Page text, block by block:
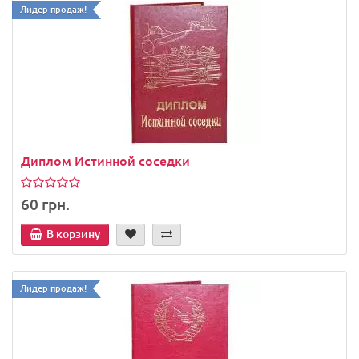
Лидер продаж!
Диплом Истинной соседки
60 грн.
В корзину
Лидер продаж!